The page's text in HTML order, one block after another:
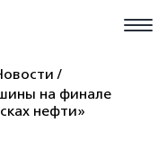
на финале
нефти»